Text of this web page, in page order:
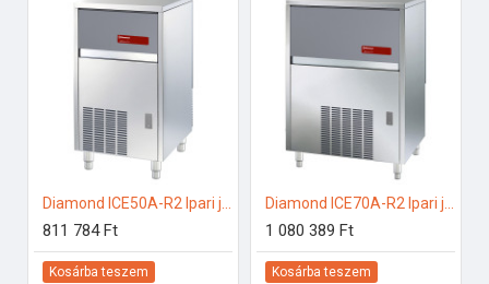
811 784 Ft
Kosárba teszem
1 080 389 Ft
Kosárba teszem